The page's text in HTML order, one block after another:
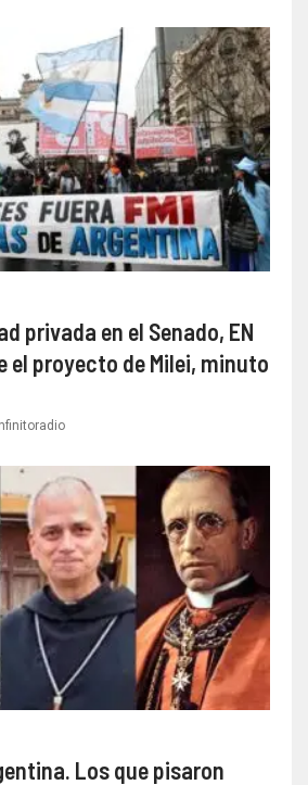
privada en el Senado, EN
el proyecto de Milei, minuto
Los que pisaron